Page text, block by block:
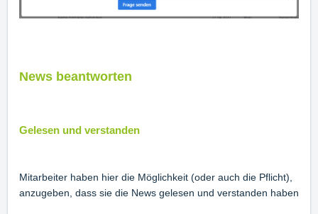
News beantworten
Gelesen und verstanden
Mitarbeiter haben hier die Möglichkeit (oder auch die Pflicht),
anzugeben, dass sie die News gelesen und verstanden haben